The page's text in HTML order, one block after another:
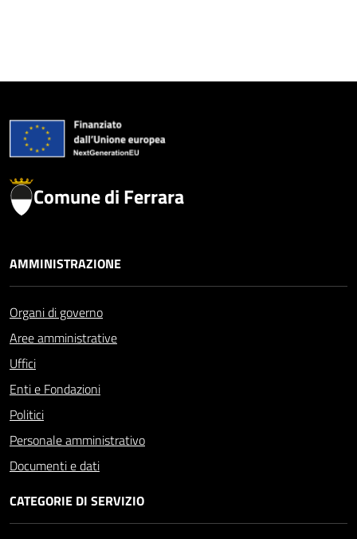
Comune di Ferrara
AMMINISTRAZIONE
Organi di governo
Aree amministrative
Uffici
Enti e Fondazioni
Politici
Personale amministrativo
Documenti e dati
CATEGORIE DI SERVIZIO